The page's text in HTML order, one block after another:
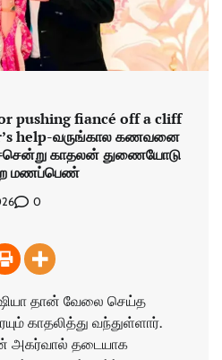
pushing fiancé off a cliff
help-வருங்கால கணவனை
காதலன் துணையோடு
மணப்பெண்
0
தான் வேலை செய்த
காதலித்து வந்துள்ளார்.
அகர்வால் தடையாக